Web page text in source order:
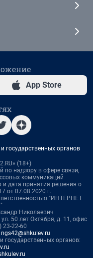
App Store
государственных органов
(18+)
по надзору в сфере связи,
коммуникаций
дата принятия решения о
от 07.08.2020 г.
"ИНТЕРНЕТ
Николаевич
50 лет Октября, д. 11, офис
23-22-60
ngs42@shkulev.ru
государственных органов: